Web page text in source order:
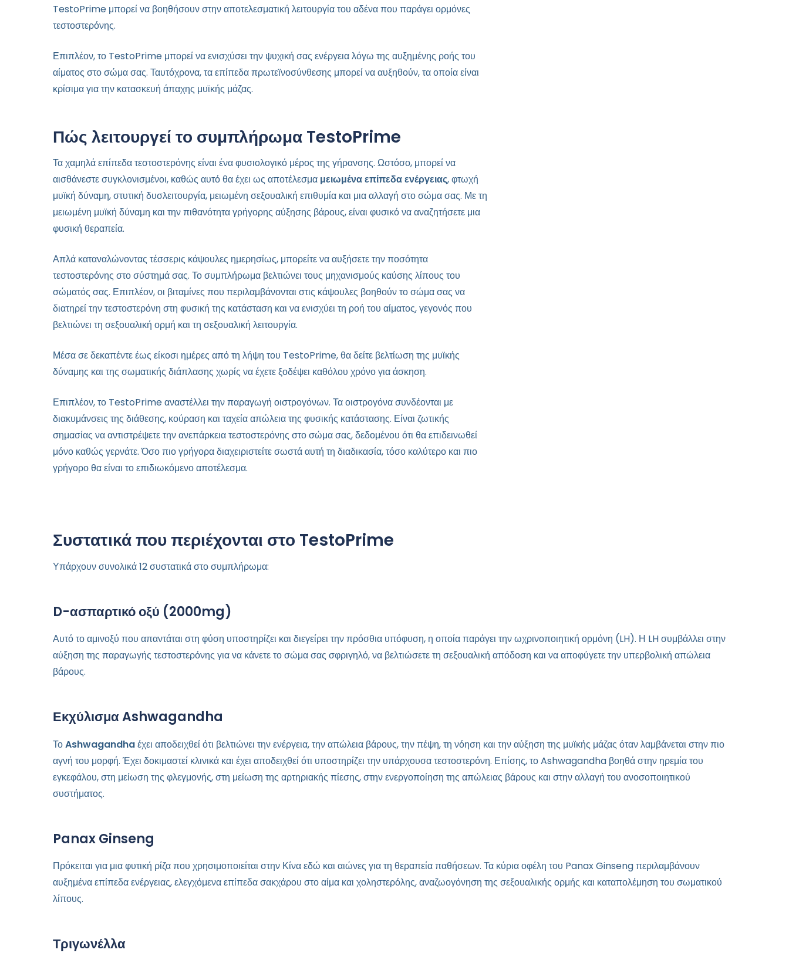
TestoPrime μπορεί να βοηθήσουν στην αποτελεσματική λειτουργία του αδένα που παράγει ορμόνες
τεστοστερόνης.
Επιπλέον, το TestoPrime μπορεί να ενισχύσει την ψυχική σας ενέργεια λόγω της αυξημένης ροής του
αίματος στο σώμα σας. Ταυτόχρονα, τα επίπεδα πρωτεϊνοσύνθεσης μπορεί να αυξηθούν, τα οποία είναι
κρίσιμα για την κατασκευή άπαχης μυϊκής μάζας.
Πώς λειτουργεί το συμπλήρωμα TestoPrime
Τα χαμηλά επίπεδα τεστοστερόνης είναι ένα φυσιολογικό μέρος της γήρανσης. Ωστόσο, μπορεί να
αισθάνεστε συγκλονισμένοι, καθώς αυτό θα έχει ως αποτέλεσμα μειωμένα επίπεδα ενέργειας, φτωχή
μυϊκή δύναμη, στυτική δυσλειτουργία, μειωμένη σεξουαλική επιθυμία και μια αλλαγή στο σώμα σας. Με τη
μειωμένη μυϊκή δύναμη και την πιθανότητα γρήγορης αύξησης βάρους, είναι φυσικό να αναζητήσετε μια
φυσική θεραπεία.
Απλά καταναλώνοντας τέσσερις κάψουλες ημερησίως, μπορείτε να αυξήσετε την ποσότητα
τεστοστερόνης στο σύστημά σας. Το συμπλήρωμα βελτιώνει τους μηχανισμούς καύσης λίπους του
σώματός σας. Επιπλέον, οι βιταμίνες που περιλαμβάνονται στις κάψουλες βοηθούν το σώμα σας να
διατηρεί την τεστοστερόνη στη φυσική της κατάσταση και να ενισχύει τη ροή του αίματος, γεγονός που
βελτιώνει τη σεξουαλική ορμή και τη σεξουαλική λειτουργία.
Μέσα σε δεκαπέντε έως είκοσι ημέρες από τη λήψη του TestoPrime, θα δείτε βελτίωση της μυϊκής
δύναμης και της σωματικής διάπλασης χωρίς να έχετε ξοδέψει καθόλου χρόνο για άσκηση.
Επιπλέον, το TestoPrime αναστέλλει την παραγωγή οιστρογόνων. Τα οιστρογόνα συνδέονται με
διακυμάνσεις της διάθεσης, κούραση και ταχεία απώλεια της φυσικής κατάστασης. Είναι ζωτικής
σημασίας να αντιστρέψετε την ανεπάρκεια τεστοστερόνης στο σώμα σας, δεδομένου ότι θα επιδεινωθεί
μόνο καθώς γερνάτε. Όσο πιο γρήγορα διαχειριστείτε σωστά αυτή τη διαδικασία, τόσο καλύτερο και πιο
γρήγορο θα είναι το επιδιωκόμενο αποτέλεσμα.
Συστατικά που περιέχονται στο TestoPrime
Υπάρχουν συνολικά 12 συστατικά στο συμπλήρωμα:
D-ασπαρτικό οξύ (2000mg)
Αυτό το αμινοξύ που απαντάται στη φύση υποστηρίζει και διεγείρει την πρόσθια υπόφυση, η οποία παράγει την ωχρινοποιητική ορμόνη (LH). Η LH συμβάλλει στην
αύξηση της παραγωγής τεστοστερόνης για να κάνετε το σώμα σας σφριγηλό, να βελτιώσετε τη σεξουαλική απόδοση και να αποφύγετε την υπερβολική απώλεια
βάρους.
Εκχύλισμα Ashwagandha
ΤοAshwagandhaέχει αποδειχθεί ότι βελτιώνει την ενέργεια, την απώλεια βάρους, την πέψη, τη νόηση και την αύξηση της μυϊκής μάζας όταν λαμβάνεται στην πιο
αγνή του μορφή. Έχει δοκιμαστεί κλινικά και έχει αποδειχθεί ότι υποστηρίζει την υπάρχουσα τεστοστερόνη. Επίσης, το Ashwagandha βοηθά στην ηρεμία του
εγκεφάλου, στη μείωση της φλεγμονής, στη μείωση της αρτηριακής πίεσης, στην ενεργοποίηση της απώλειας βάρους και στην αλλαγή του ανοσοποιητικού
συστήματος.
Panax Ginseng
Πρόκειται για μια φυτική ρίζα που χρησιμοποιείται στην Κίνα εδώ και αιώνες για τη θεραπεία παθήσεων. Τα κύρια οφέλη του Panax Ginseng περιλαμβάνουν
αυξημένα επίπεδα ενέργειας, ελεγχόμενα επίπεδα σακχάρου στο αίμα και χοληστερόλης, αναζωογόνηση της σεξουαλικής ορμής και καταπολέμηση του σωματικού
λίπους.
Τριγωνέλλα